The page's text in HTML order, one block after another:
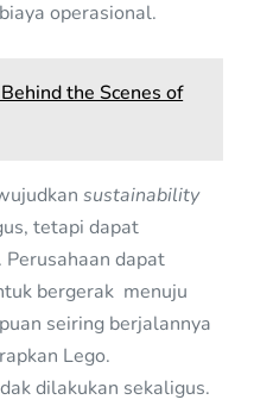
operasional.
the Scenes of
sustainability
tetapi dapat
dapat
bergerak menuju
seiring berjalannya
Lego.
dilakukan sekaligus.